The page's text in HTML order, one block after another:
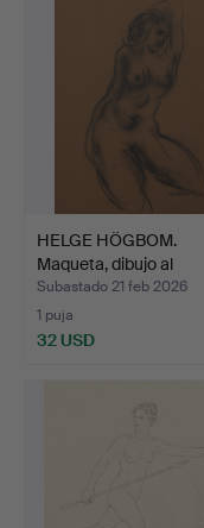
HELGE HÖGBOM.
Maqueta, dibujo al
carboncil…
Subastado 21 feb 2026
1 puja
32 USD